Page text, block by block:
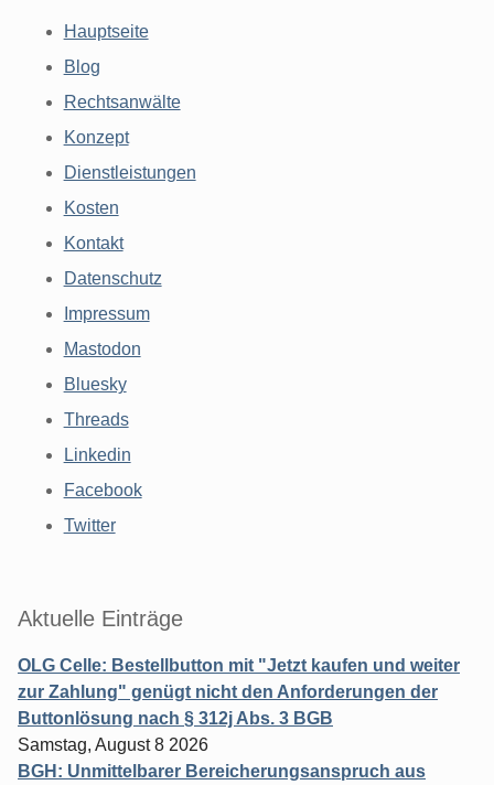
Hauptseite
Blog
Rechtsanwälte
Konzept
Dienstleistungen
Kosten
Kontakt
Datenschutz
Impressum
Mastodon
Bluesky
Threads
Linkedin
Facebook
Twitter
Aktuelle Einträge
OLG Celle: Bestellbutton mit "Jetzt kaufen und weiter
zur Zahlung" genügt nicht den Anforderungen der
Buttonlösung nach § 312j Abs. 3 BGB
Samstag, August 8 2026
BGH: Unmittelbarer Bereicherungsanspruch aus